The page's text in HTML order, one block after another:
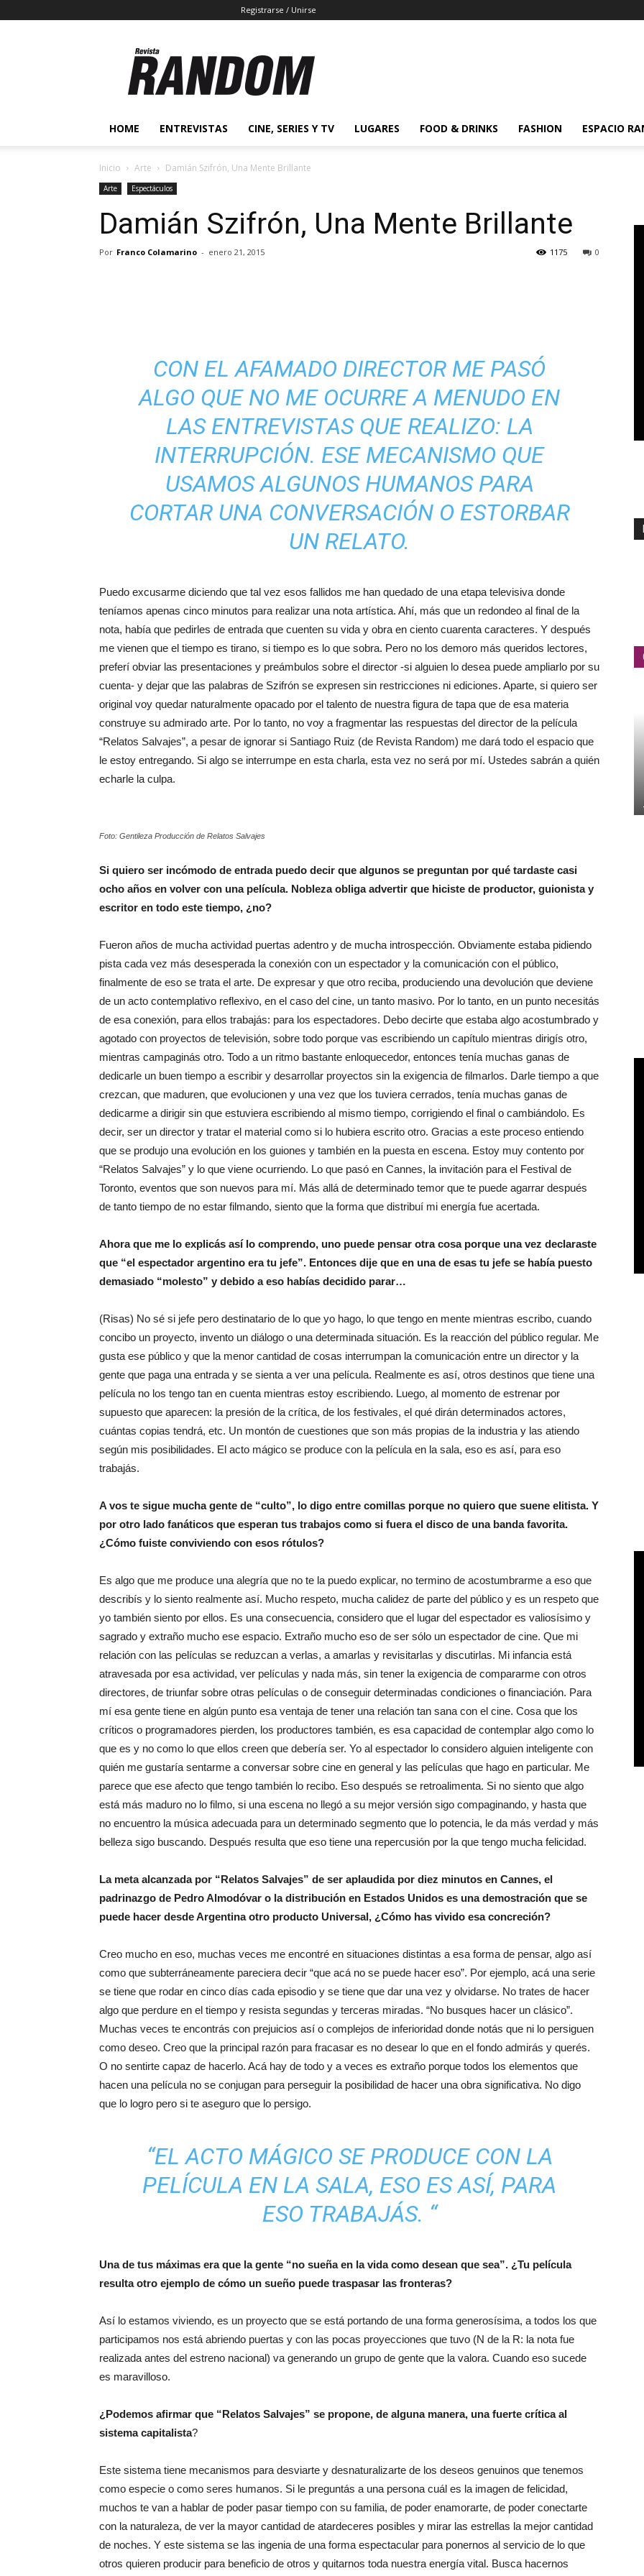
Registrarse / Unirse
Revista
Random
2.0
HOME ENTREVISTAS CINE, SERIES Y TV LUGARES FOOD & DRINKS FASHION ESPACIO
Inicio Arte Damián Szifrón, Una Mente Brillante
Arte Espectáculos
Damián Szifrón, Una Mente Brillante
Por Franco Colamarino - enero 21, 2015 0
1175
CON EL AFAMADO DIRECTOR ME PASÓ
ALGO QUE NO ME OCURRE A MENUDO EN
LAS ENTREVISTAS QUE REALIZO: LA
INTERRUPCIÓN. ESE MECANISMO QUE
USAMOS ALGUNOS HUMANOS PARA
CORTAR UNA CONVERSACIÓN O ESTORBAR
UN RELATO.
Puedo excusarme diciendo que tal vez esos fallidos me han quedado de una etapa televisiva donde
teníamos apenas cinco minutos para realizar una nota artística. Ahí, más que un redondeo al final de la
nota, había que pedirles de entrada que cuenten su vida y obra en ciento cuarenta caracteres. Y después
me vienen que el tiempo es tirano, si tiempo es lo que sobra. Pero no los demoro más queridos lectores,
preferí obviar las presentaciones y preámbulos sobre el director -si alguien lo desea puede ampliarlo por su
cuenta- y dejar que las palabras de Szifrón se expresen sin restricciones ni ediciones. Aparte, si quiero ser
original voy quedar naturalmente opacado por el talento de nuestra figura de tapa que de esa materia
construye su admirado arte. Por lo tanto, no voy a fragmentar las respuestas del director de la película
“Relatos Salvajes”, a pesar de ignorar si Santiago Ruiz (de Revista Random) me dará todo el espacio que
le estoy entregando. Si algo se interrumpe en esta charla, esta vez no será por mí. Ustedes sabrán a quién
echarle la culpa.
Foto: Gentileza Producción de Relatos Salvajes
Si quiero ser incómodo de entrada puedo decir que algunos se preguntan por qué tardaste casi
ocho años en volver con una película. Nobleza obliga advertir que hiciste de productor, guionista y
escritor en todo este tiempo, ¿no?
Fueron años de mucha actividad puertas adentro y de mucha introspección. Obviamente estaba pidiendo
pista cada vez más desesperada la conexión con un espectador y la comunicación con el público,
finalmente de eso se trata el arte. De expresar y que otro reciba, produciendo una devolución que deviene
de un acto contemplativo reflexivo, en el caso del cine, un tanto masivo. Por lo tanto, en un punto necesitás
de esa conexión, para ellos trabajás: para los espectadores. Debo decirte que estaba algo acostumbrado y
agotado con proyectos de televisión, sobre todo porque vas escribiendo un capítulo mientras dirigís otro,
mientras campaginás otro. Todo a un ritmo bastante enloquecedor, entonces tenía muchas ganas de
dedicarle un buen tiempo a escribir y desarrollar proyectos sin la exigencia de filmarlos. Darle tiempo a que
crezcan, que maduren, que evolucionen y una vez que los tuviera cerrados, tenía muchas ganas de
dedicarme a dirigir sin que estuviera escribiendo al mismo tiempo, corrigiendo el final o cambiándolo. Es
decir, ser un director y tratar el material como si lo hubiera escrito otro. Gracias a este proceso entiendo
que se produjo una evolución en los guiones y también en la puesta en escena. Estoy muy contento por
“Relatos Salvajes” y lo que viene ocurriendo. Lo que pasó en Cannes, la invitación para el Festival de
Toronto, eventos que son nuevos para mí. Más allá de determinado temor que te puede agarrar después
de tanto tiempo de no estar filmando, siento que la forma que distribuí mi energía fue acertada.
Ahora que me lo explicás así lo comprendo, uno puede pensar otra cosa porque una vez declaraste
que “el espectador argentino era tu jefe”. Entonces dije que en una de esas tu jefe se había puesto
demasiado “molesto” y debido a eso habías decidido parar…
(Risas) No sé si jefe pero destinatario de lo que yo hago, lo que tengo en mente mientras escribo, cuando
concibo un proyecto, invento un diálogo o una determinada situación. Es la reacción del público regular. Me
gusta ese público y que la menor cantidad de cosas interrumpan la comunicación entre un director y la
gente que paga una entrada y se sienta a ver una película. Realmente es así, otros destinos que tiene una
película no los tengo tan en cuenta mientras estoy escribiendo. Luego, al momento de estrenar por
supuesto que aparecen: la presión de la crítica, de los festivales, el qué dirán determinados actores,
cuántas copias tendrá, etc. Un montón de cuestiones que son más propias de la industria y las atiendo
según mis posibilidades. El acto mágico se produce con la película en la sala, eso es así, para eso
trabajás.
A vos te sigue mucha gente de “culto”, lo digo entre comillas porque no quiero que suene elitista. Y
por otro lado fanáticos que esperan tus trabajos como si fuera el disco de una banda favorita.
¿Cómo fuiste conviviendo con esos rótulos?
Es algo que me produce una alegría que no te la puedo explicar, no termino de acostumbrarme a eso que
describís y lo siento realmente así. Mucho respeto, mucha calidez de parte del público y es un respeto que
yo también siento por ellos. Es una consecuencia, considero que el lugar del espectador es valiosísimo y
sagrado y extraño mucho ese espacio. Extraño mucho eso de ser sólo un espectador de cine. Que mi
relación con las películas se reduzcan a verlas, a amarlas y revisitarlas y discutirlas. Mi infancia está
atravesada por esa actividad, ver películas y nada más, sin tener la exigencia de compararme con otros
directores, de triunfar sobre otras películas o de conseguir determinadas condiciones o financiación. Para
mí esa gente tiene en algún punto esa ventaja de tener una relación tan sana con el cine. Cosa que los
críticos o programadores pierden, los productores también, es esa capacidad de contemplar algo como lo
que es y no como lo que ellos creen que debería ser. Yo al espectador lo considero alguien inteligente con
quién me gustaría sentarme a conversar sobre cine en general y las películas que hago en particular. Me
parece que ese afecto que tengo también lo recibo. Eso después se retroalimenta. Si no siento que algo
está más maduro no lo filmo, si una escena no llegó a su mejor versión sigo compaginando, y hasta que
no encuentro la música adecuada para un determinado segmento que lo potencia, le da más verdad y más
belleza sigo buscando. Después resulta que eso tiene una repercusión por la que tengo mucha felicidad.
La meta alcanzada por “Relatos Salvajes” de ser aplaudida por diez minutos en Cannes, el
padrinazgo de Pedro Almodóvar o la distribución en Estados Unidos es una demostración que se
puede hacer desde Argentina otro producto Universal, ¿Cómo has vivido esa concreción?
Creo mucho en eso, muchas veces me encontré en situaciones distintas a esa forma de pensar, algo así
como que subterráneamente pareciera decir “que acá no se puede hacer eso”. Por ejemplo, acá una serie
se tiene que rodar en cinco días cada episodio y se tiene que dar una vez y olvidarse. No trates de hacer
algo que perdure en el tiempo y resista segundas y terceras miradas. “No busques hacer un clásico”.
Muchas veces te encontrás con prejuicios así o complejos de inferioridad donde notás que ni lo persiguen
como deseo. Creo que la principal razón para fracasar es no desear lo que en el fondo admirás y querés.
O no sentirte capaz de hacerlo. Acá hay de todo y a veces es extraño porque todos los elementos que
hacen una película no se conjugan para perseguir la posibilidad de hacer una obra significativa. No digo
que lo logro pero si te aseguro que lo persigo.
“EL ACTO MÁGICO SE PRODUCE CON LA
PELÍCULA EN LA SALA, ESO ES ASÍ, PARA
ESO TRABAJÁS. “
Una de tus máximas era que la gente “no sueña en la vida como desean que sea”. ¿Tu película
resulta otro ejemplo de cómo un sueño puede traspasar las fronteras?
Así lo estamos viviendo, es un proyecto que se está portando de una forma generosísima, a todos los que
participamos nos está abriendo puertas y con las pocas proyecciones que tuvo (N de la R: la nota fue
realizada antes del estreno nacional) va generando un grupo de gente que la valora. Cuando eso sucede
es maravilloso.
¿Podemos afirmar que “Relatos Salvajes” se propone, de alguna manera, una fuerte crítica al
sistema capitalista?
Este sistema tiene mecanismos para desviarte y desnaturalizarte de los deseos genuinos que tenemos
como especie o como seres humanos. Si le preguntás a una persona cuál es la imagen de felicidad,
muchos te van a hablar de poder pasar tiempo con su familia, de poder enamorarte, de poder conectarte
con la naturaleza, de ver la mayor cantidad de atardeceres posibles y mirar las estrellas la mejor cantidad
de noches. Y este sistema se las ingenia de una forma espectacular para ponernos al servicio de lo que
otros quieren producir para beneficio de otros y quitarnos toda nuestra energía vital. Busca hacernos